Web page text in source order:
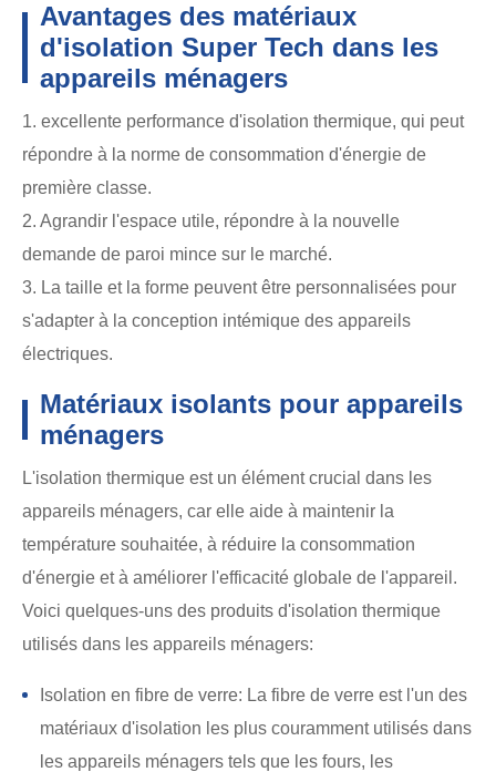
Avantages des matériaux
d'isolation Super Tech dans les
appareils ménagers
1. excellente performance d'isolation thermique, qui peut
répondre à la norme de consommation d'énergie de
première classe.
2. Agrandir l'espace utile, répondre à la nouvelle
demande de paroi mince sur le marché.
3. La taille et la forme peuvent être personnalisées pour
s'adapter à la conception intémique des appareils
électriques.
Matériaux isolants pour appareils
ménagers
L'isolation thermique est un élément crucial dans les
appareils ménagers, car elle aide à maintenir la
température souhaitée, à réduire la consommation
d'énergie et à améliorer l'efficacité globale de l'appareil.
Voici quelques-uns des produits d'isolation thermique
utilisés dans les appareils ménagers:
Isolation en fibre de verre: La fibre de verre est l'un des
matériaux d'isolation les plus couramment utilisés dans
les appareils ménagers tels que les fours, les